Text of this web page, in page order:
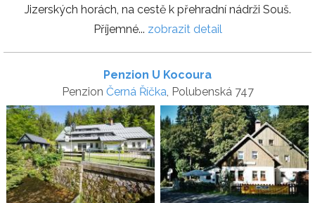
Jizerských horách, na cestě k přehradní nádrži Souš.
Příjemné... zobrazit detail
Penzion U Kocoura
Penzion Černá Říčka , Polubenská 747